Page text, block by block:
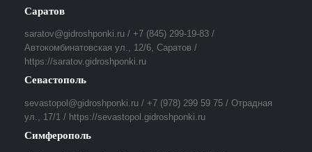
Саратов
saratov@gidroshponki.ru / +7 (845) 299-19-83 /
Автокомбинатовская ул., 12/6, Саратов /
https://saratov.gidroshponki.ru
Севастополь
sevastopol@gidroshponki.ru / +7 (978) 299 59 75 / Отрадная
ул., 17/1 / https://sevastopol.gidroshponki.ru
Симферополь